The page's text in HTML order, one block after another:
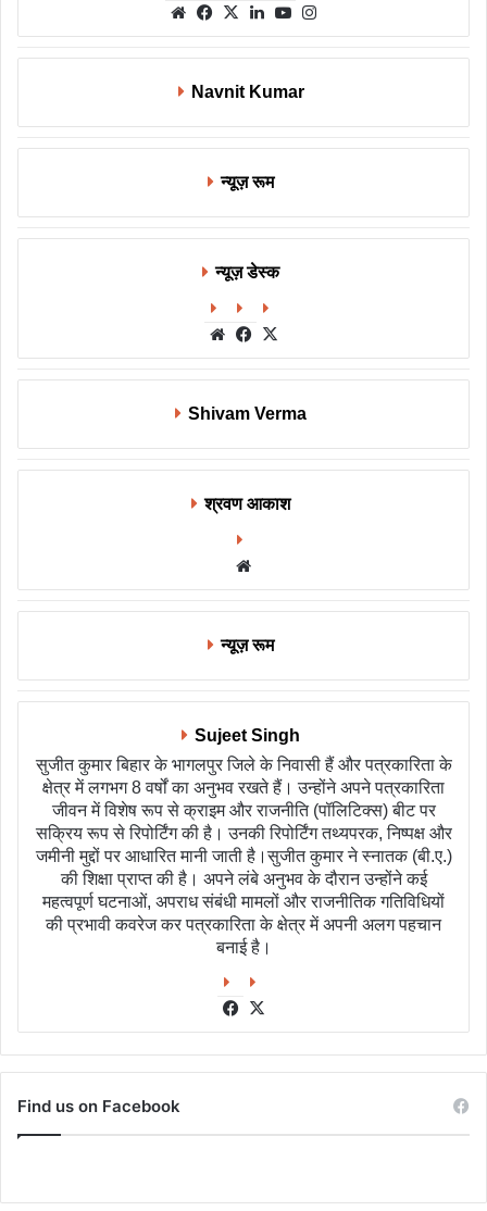
WebsiteFacebook
X LinkedInYouTube
Navnit Kumar
न्यूज़ रूम
न्यूज़ डेस्क
WebsiteFacebook
Shivam Verma
श्रवण आकाश
न्यूज़ रूम
Sujeet Singh
सुजीत कुमार बिहार के भागलपुर जिले के निवासी हैं और पत्रकारिता के
क्षेत्र में लगभग 8 वर्षों का अनुभव रखते हैं। उन्होंने अपने पत्रकारिता
जीवन में विशेष रूप से क्राइम और राजनीति (पॉलिटिक्स) बीट पर
सक्रिय रूप से रिपोर्टिंग की है। उनकी रिपोर्टिंग तथ्यपरक, निष्पक्ष और
जमीनी मुद्दों पर आधारित मानी जाती है।सुजीत कुमार ने स्नातक (बी.ए.)
की शिक्षा प्राप्त की है। अपने लंबे अनुभव के दौरान उन्होंने कई
महत्वपूर्ण घटनाओं, अपराध संबंधी मामलों और राजनीतिक गतिविधियों
की प्रभावी कवरेज कर पत्रकारिता के क्षेत्र में अपनी अलग पहचान
बनाई है।
Facebook
Find us on Facebook